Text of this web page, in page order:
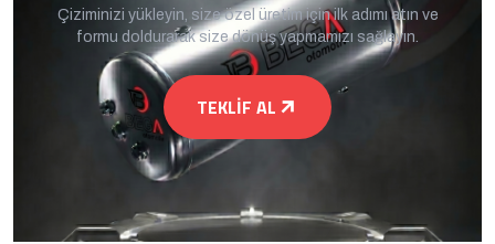
Çiziminizi yükleyin, size özel üretim için ilk adımı atın ve
formu doldurarak size dönüş yapmamızı sağlayın.
TEKLIF AL